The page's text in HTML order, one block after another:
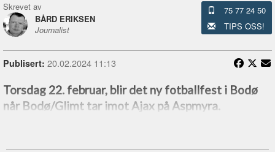
Skrevet av
BÅRD ERIKSEN
Journalist
75 77 24 50
TIPS OSS!
Publisert: 20.02.2024 11:13
Torsdag 22. februar, blir det ny fotballfest i Bodø
når Bodø/Glimt tar imot Ajax på Aspmyra.